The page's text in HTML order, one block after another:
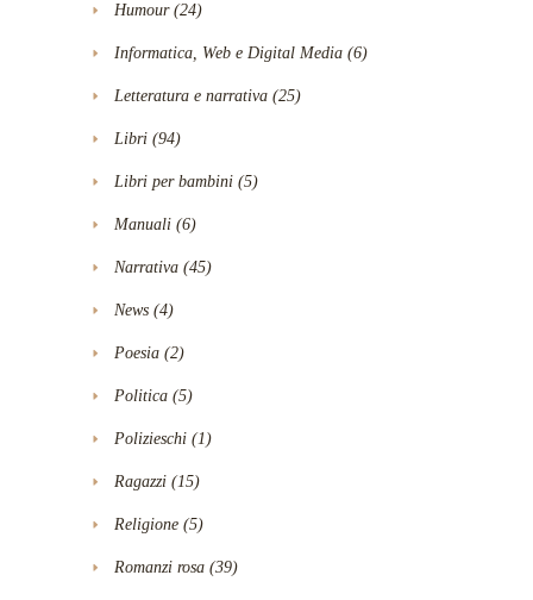
Humour(24)
Informatica, Web e Digital Media (6)
Letteratura e narrativa (25)
Libri (94)
Libri per bambini (5)
Manuali (6)
Narrativa (45)
News (4)
Poesia (2)
Politica (5)
Polizieschi (1)
Ragazzi (15)
Religione (5)
Romanzi rosa (39)